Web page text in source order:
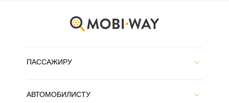
ПАССАЖИРУ
АВТОМОБИЛИСТУ